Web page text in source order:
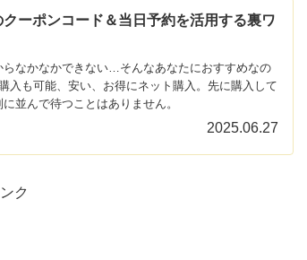
ーポンコード＆当日予約を活用する裏ワ
なかなかできない…そんなあなたにおすすめなの
入も可能、安い、お得にネット購入。先に購入して
並んで待つことはありません。
2025.06.27
ク